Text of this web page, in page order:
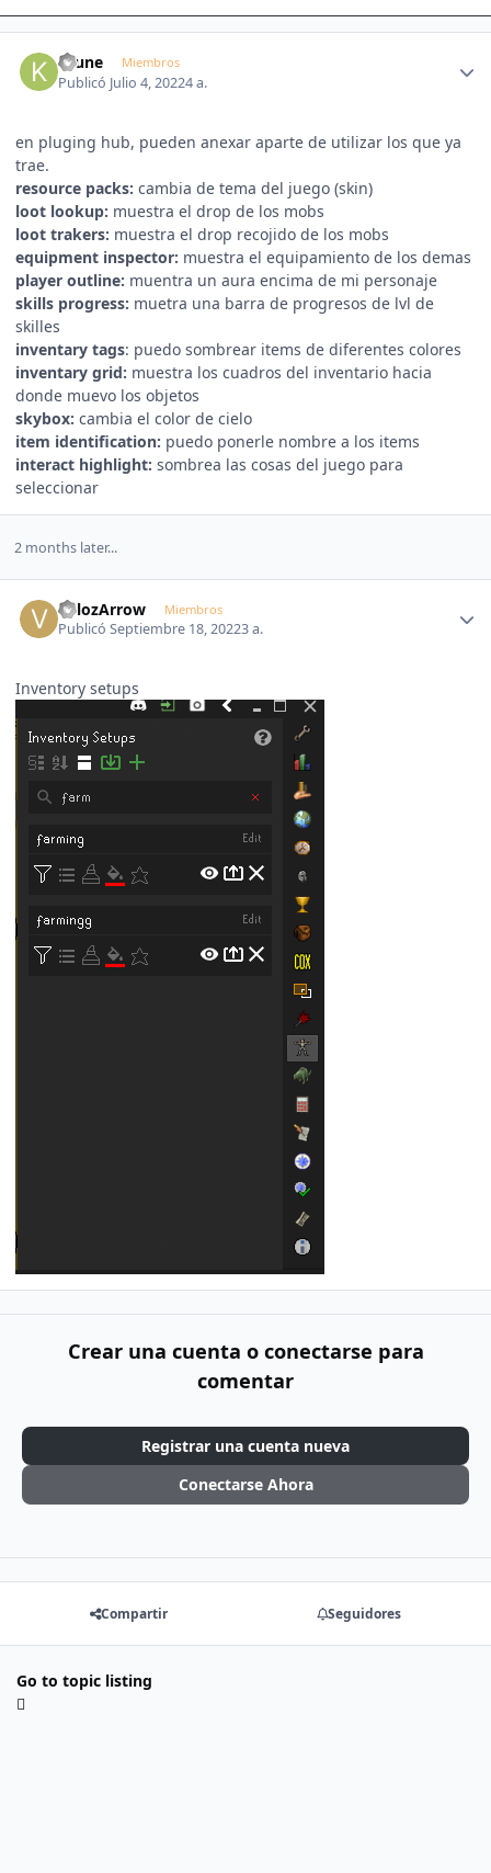
krune Miembros
Publicó Julio 4, 20224 a.
en pluging hub, pueden anexar aparte de utilizar los que ya
trae.
resource packs: cambia de tema del juego (skin)
loot lookup: muestra el drop de los mobs
loot trakers: muestra el drop recojido de los mobs
equipment inspector: muestra el equipamiento de los demas
player outline: muentra un aura encima de mi personaje
skills progress: muetra una barra de progresos de lvl de
skilles
inventary tags: puedo sombrear items de diferentes colores
inventary grid: muestra los cuadros del inventario hacia
donde muevo los objetos
skybox: cambia el color de cielo
item identification: puedo ponerle nombre a los items
interact highlight: sombrea las cosas del juego para
seleccionar
2 months later...
VelozArrow Miembros
PublicóSeptiembre 18, 20223 a.
Inventory setups
Crear una cuenta o conectarse para
comentar
Registrar una cuenta nueva
Conectarse Ahora
Compartir Seguidores
Go to topic listing